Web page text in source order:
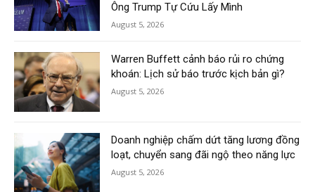
Ông Trump Tự Cứu Lấy Mình
August 5, 2026
Warren Buffett cảnh báo rủi ro chứng
khoán: Lịch sử báo trước kịch bản gì?
August 5, 2026
Doanh nghiệp chấm dứt tăng lương đồng
loạt, chuyển sang đãi ngộ theo năng lực
August 5, 2026